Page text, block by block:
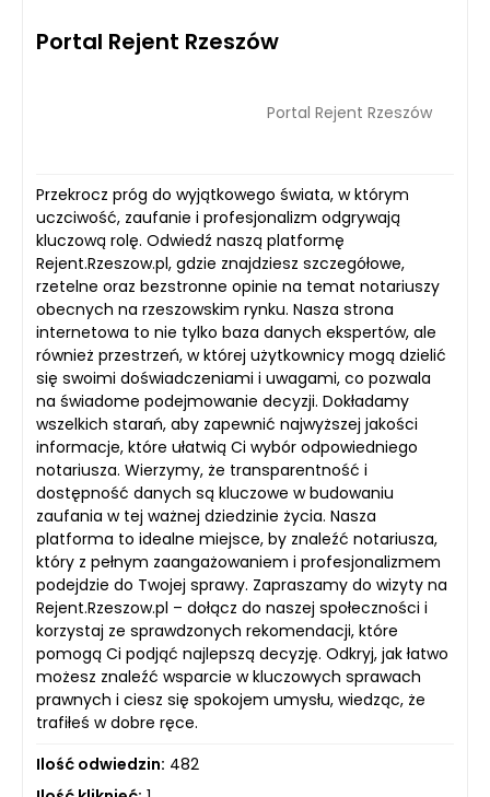
Portal Rejent Rzeszów
Portal Rejent Rzeszów
Przekrocz próg do wyjątkowego świata, w którym
uczciwość, zaufanie i profesjonalizm odgrywają
kluczową rolę. Odwiedź naszą platformę
Rejent.Rzeszow.pl, gdzie znajdziesz szczegółowe,
rzetelne oraz bezstronne opinie na temat notariuszy
obecnych na rzeszowskim rynku. Nasza strona
internetowa to nie tylko baza danych ekspertów, ale
również przestrzeń, w której użytkownicy mogą dzielić
się swoimi doświadczeniami i uwagami, co pozwala
na świadome podejmowanie decyzji. Dokładamy
wszelkich starań, aby zapewnić najwyższej jakości
informacje, które ułatwią Ci wybór odpowiedniego
notariusza. Wierzymy, że transparentność i
dostępność danych są kluczowe w budowaniu
zaufania w tej ważnej dziedzinie życia. Nasza
platforma to idealne miejsce, by znaleźć notariusza,
który z pełnym zaangażowaniem i profesjonalizmem
podejdzie do Twojej sprawy. Zapraszamy do wizyty na
Rejent.Rzeszow.pl – dołącz do naszej społeczności i
korzystaj ze sprawdzonych rekomendacji, które
pomogą Ci podjąć najlepszą decyzję. Odkryj, jak łatwo
możesz znaleźć wsparcie w kluczowych sprawach
prawnych i ciesz się spokojem umysłu, wiedząc, że
trafiłeś w dobre ręce.
Ilość odwiedzin: 482